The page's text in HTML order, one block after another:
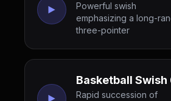
Powerful swish
emphasizing a long-
three-pointer
Basketball Swish
Rapid succession of